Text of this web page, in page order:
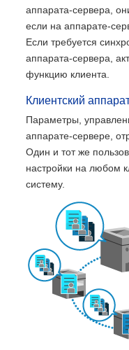
аппарата-сервера,
если на аппарате-
Если требуется
аппарата-сервера,
функцию клиента.
Клиентский
Параметры,
аппарате-сервере,
Один и тот же
настройки на любом
систему.